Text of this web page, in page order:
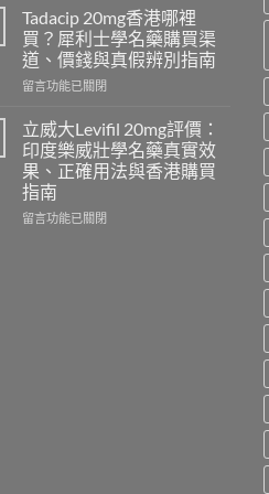
勁
怎
麼
選？
2026
效
果、
價
錢、
副
作
學
名
藥
邊
隻
Cenforce-
100、
Kamagra
與
Kamagra
Oral
Tadacip 20mg香港哪裡
買？犀利士學名藥購買渠
道、價錢與真假辨別指南
在
20mg
香
港
哪
裡
買？
留言功能已關閉
立威大Levifil 20mg評價：
印度樂威壯學名藥真實效
果、正確用法與香港購買
指南
在
留言功能已關閉